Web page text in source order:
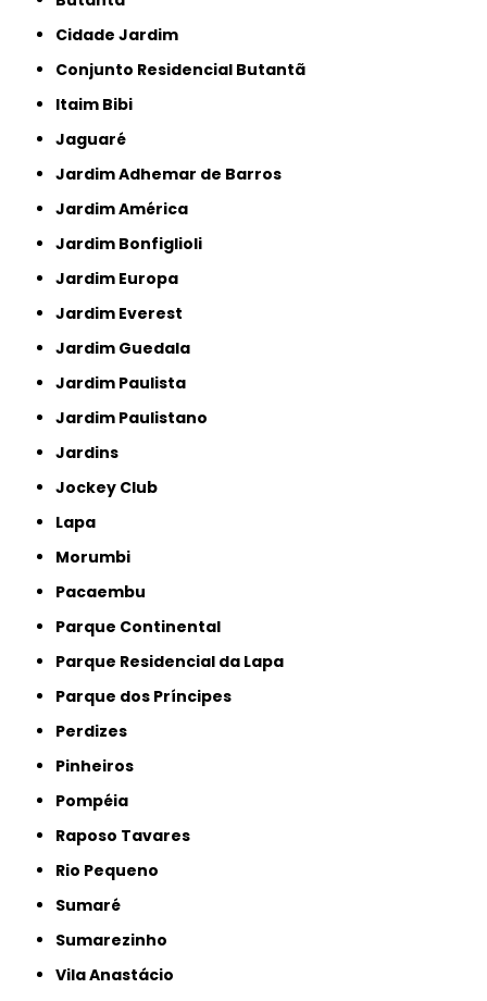
Cidade Jardim
Conjunto Residencial Butantã
Itaim Bibi
Jaguaré
Jardim Adhemar de Barros
Jardim América
Jardim Bonfiglioli
Jardim Europa
Jardim Everest
Jardim Guedala
Jardim Paulista
Jardim Paulistano
Jardins
Jockey Club
Lapa
Morumbi
Pacaembu
Parque Continental
Parque Residencial da Lapa
Parque dos Príncipes
Perdizes
Pinheiros
Pompéia
Raposo Tavares
Rio Pequeno
Sumaré
Sumarezinho
Vila Anastácio